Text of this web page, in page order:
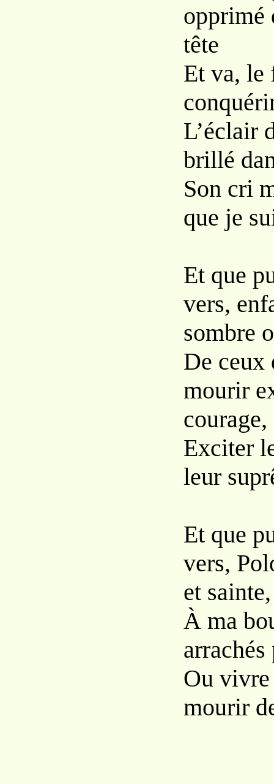
opprimé
tête
Et va, le
L’éclair
brillé
Son cri
que je
Et que
vers,
sombre
De ceux
mourir
courage,
Exciter
leur
Et que
vers,
et sainte,
À ma
Ou
mourir